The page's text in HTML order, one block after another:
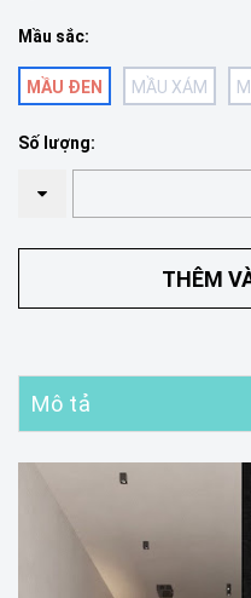
Mầu sắc:
MẦU ĐEN MẦU XÁM
Số lượng:
THÊM
Mô tả